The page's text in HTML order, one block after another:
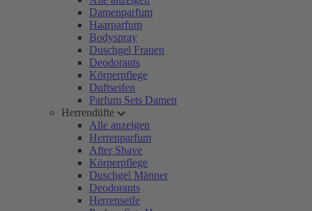
Damenparfum
Haarparfum
Bodyspray
Duschgel Frauen
Deodorants
Körperpflege
Duftseifen
Parfum Sets Damen
Herrendüfte
Alle anzeigen
Herrenparfum
After Shave
Körperpflege
Duschgel Männer
Deodorants
Herrenseife